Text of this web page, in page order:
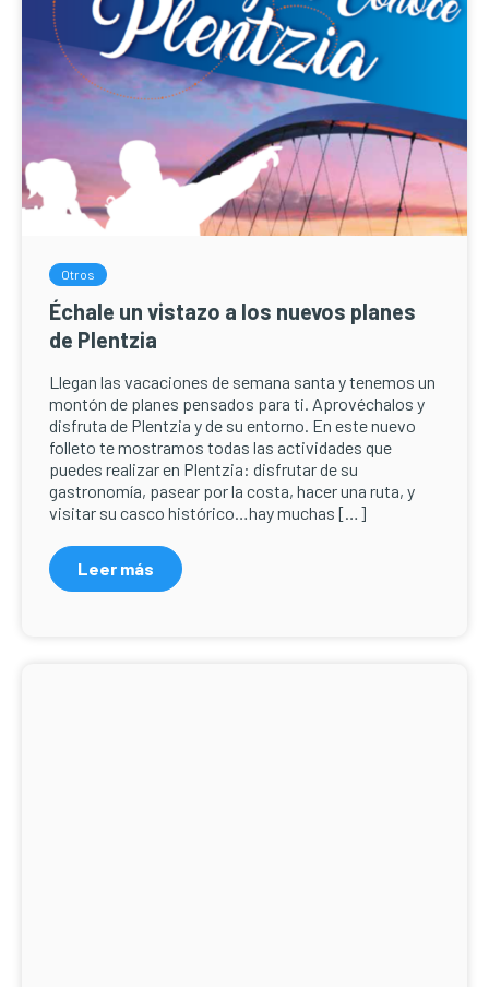
Otros
Échale un vistazo a los nuevos planes
de Plentzia
Llegan las vacaciones de semana santa y tenemos un
montón de planes pensados para ti. Aprovéchalos y
disfruta de Plentzia y de su entorno. En este nuevo
folleto te mostramos todas las actividades que
puedes realizar en Plentzia: disfrutar de su
gastronomía, pasear por la costa, hacer una ruta, y
visitar su casco histórico…hay muchas […]
Leer más